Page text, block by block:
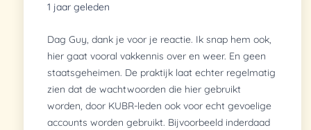
1 jaar geleden
Dag Guy, dank je voor je reactie. Ik snap hem ook,
hier gaat vooral vakkennis over en weer. En geen
staatsgeheimen. De praktijk laat echter regelmatig
zien dat de wachtwoorden die hier gebruikt
worden, door KUBR-leden ook voor echt gevoelige
accounts worden gebruikt. Bijvoorbeeld inderdaad